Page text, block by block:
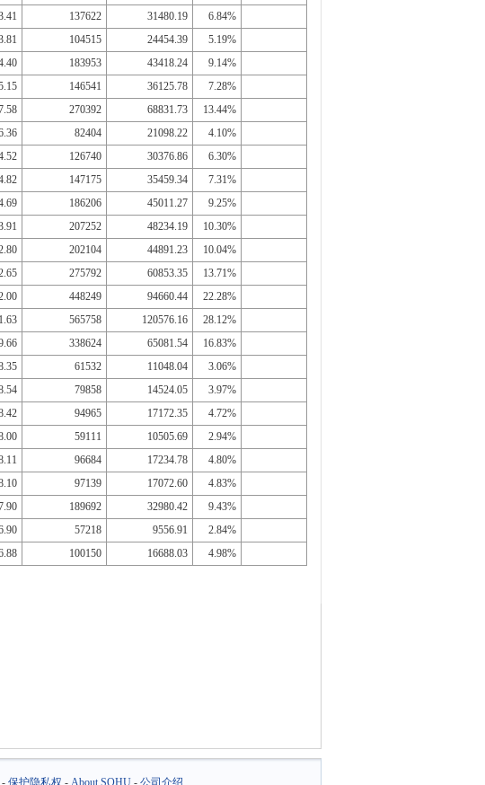
137622 31480.19
6.84%
104515 24454.39
5.19%
183953 43418.24
9.14%
146541 36125.78
7.28%
270392 68831.73
13.44%
82404 21098.22
4.10%
126740 30376.86
6.30%
147175 35459.34
7.31%
186206 45011.27
9.25%
207252 48234.19
10.30%
202104 44891.23
10.04%
275792 60853.35
13.71%
448249 94660.44
22.28%
565758 120576.16
28.12%
338624 65081.54
16.83%
61532 11048.04
3.06%
79858 14524.05
3.97%
94965 17172.35
4.72%
59111 10505.69
2.94%
96684 17234.78
4.80%
97139 17072.60
4.83%
189692 32980.42
9.43%
57218 9556.91
2.84%
100150 16688.03
4.98%
保护隐私权 - About SOHU- 公司介绍